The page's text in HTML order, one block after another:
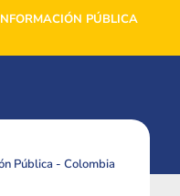
PÚBLICA
Pública - Colombia